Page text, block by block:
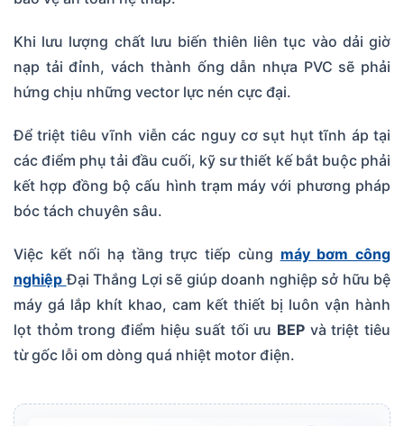
Khi lưu lượng chất lưu biến thiên liên tục vào dải giờ
nạp tải đỉnh, vách thành ống dẫn nhựa PVC sẽ phải
hứng chịu những vector lực nén cực đại.
Để triệt tiêu vĩnh viễn các nguy cơ sụt hụt tĩnh áp tại
các điểm phụ tải đầu cuối, kỹ sư thiết kế bắt buộc phải
kết hợp đồng bộ cấu hình trạm máy với phương pháp
bóc tách chuyên sâu.
Việc kết nối hạ tầng trực tiếp cùng máy bơm công
nghiệpĐại Thắng Lợi sẽ giúp doanh nghiệp sở hữu bệ
máy gá lắp khít khao, cam kết thiết bị luôn vận hành
lọt thỏm trong điểm hiệu suất tối ưu BEP và triệt tiêu
từ gốc lỗi om dòng quá nhiệt motor điện.